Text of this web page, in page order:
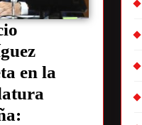
en la